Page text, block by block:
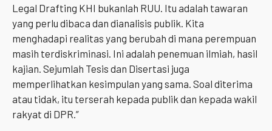
Legal Drafting KHI bukanlah RUU. Itu adalah tawaran
yang perlu dibaca dan dianalisis publik. Kita
menghadapi realitas yang berubah di mana perempuan
masih terdiskriminasi. Ini adalah penemuan ilmiah, hasil
kajian. Sejumlah Tesis dan Disertasi juga
memperlihatkan kesimpulan yang sama. Soal diterima
atau tidak, itu terserah kepada publik dan kepada wakil
rakyat di DPR.”